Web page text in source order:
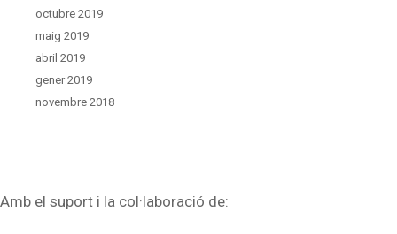
octubre 2019
maig 2019
abril 2019
gener 2019
novembre 2018
Amb el suport i la col·laboració de: